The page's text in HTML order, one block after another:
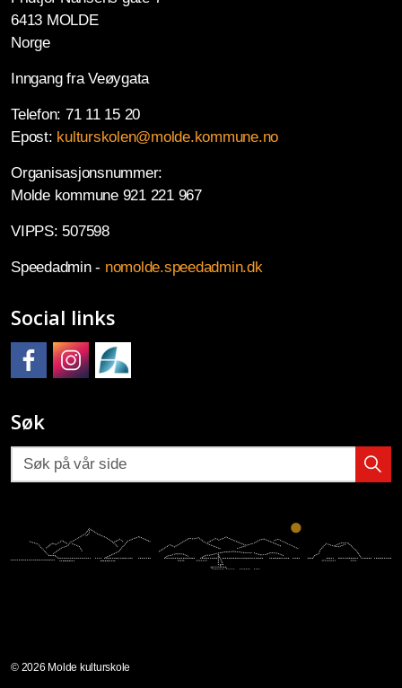
6413 MOLDE
Norge
Inngang fra Veøygata
Telefon: 71 11 15 20
Epost: kulturskolen@molde.kommune.no
Organisasjonsnummer:
Molde kommune 921 221 967
VIPPS: 507598
Speedadmin - nomolde.speedadmin.dk
Social links
Søk
© 2026 Molde kulturskole